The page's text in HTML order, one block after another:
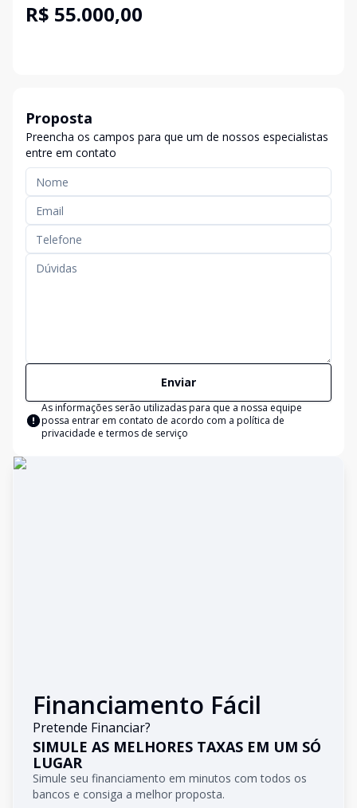
R$ 55.000,00
Proposta
Preencha os campos para que um de nossos especialistas
entre em contato
Enviar
As informações serão utilizadas para que a nossa equipe
possa entrar em contato de acordo com a política de
privacidade e termos de serviço
Financiamento Fácil
Pretende Financiar?
SIMULE AS MELHORES TAXAS EM UM SÓ
LUGAR
Simule seu financiamento em minutos com todos os
bancos e consiga a melhor proposta.